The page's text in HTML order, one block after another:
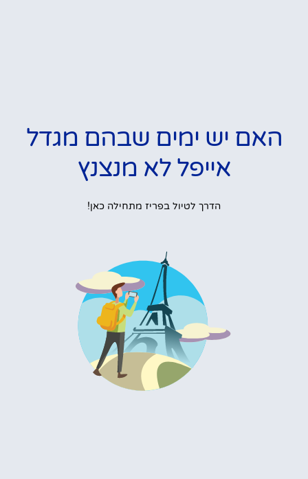
האם יש ימים שבהם מגדל
אייפל לא מנצנץ
הדרך לטיול בפריז מתחילה כאן!